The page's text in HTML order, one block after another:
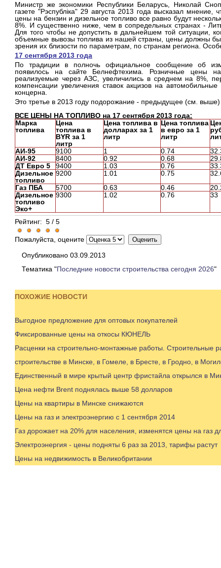
Министр же экономики Республики Беларусь, Николай
газете "Рэспублiка" 29 августа 2013 года высказал
цены на бензин и дизельное топливо все равно будут
8%. И существенно ниже, чем в сопредельных странах -
Для того чтобы не допустить в дальнейшем той ситуации,
объемные вывозы топлива из нашей страны, цены должны
зрения их близости по параметрам, по странам региона.
17 сентября 2013 года
По традиции в полночь официальное сообщение об
появилось на сайте Белнефтехима. Розничные цены
реализуемые через АЗС, увеличились в среднем на 8%,
компенсации увеличения ставок акцизов на
концерна.
Это третье в 2013 году подорожание - предыдущее (см.
ВСЕ ЦЕНЫ НА ТОПЛИВО на 17 сентября 2013 года:
Марка
топлива
Цена
топлива в
BYR за 1
литр
Цена топлива в
долларах за 1
литр
Цена топлива
в евро за 1
литр
АИ-95
9100 1 0.74
АИ-92
8400 0.92 0.68
ДТ Евро 5
9400 1.03 0.76
Дизельное
топливо
9200 1.01 0.75
Газ ПБА
5700 0.63 0.46
Дизельное
топливо
Эко+
9300 1.02 0.76 33
Рейтинг: 5 / 5
Пожалуйста, оцените
Опубликовано 03.09.2013
Тематика "Последние новости строительства сегодня 2026"
ПОХОЖИЕ НОВОСТИ
Выгодное предложение для оптовых покупателей
Фиксированные цены на откосы КЮНЕЛЬ
Расценки на строительно-монтажные работы. Строительные
строительстве в Минске, в Гомеле, в Бресте, в Гродно, в
Единственный в мире крытый центр фристайла открылся в
Цена нефти Brent поднялась выше 58 долларов
Цены на квартиры в Минске снижаются
Цены на газ и электроэнергию с 1 сентября 2014
Газ дорожает на 20% для населения, изменятся цены на газ
Электроэнергия - цены подняты 6 раз за 2013, тарифы растут
Цены на недвижимость в Великобритании